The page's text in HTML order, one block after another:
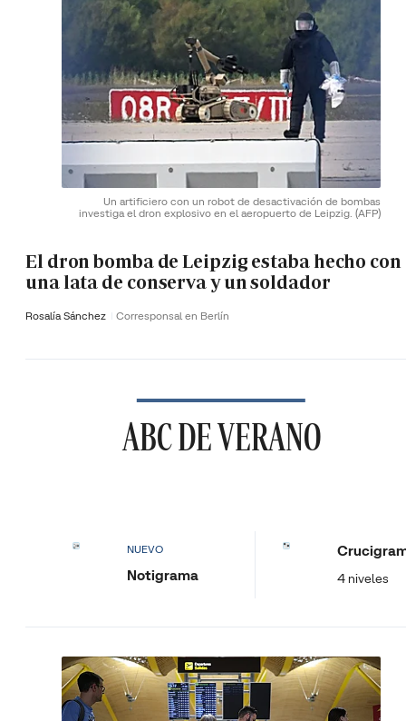
Un artificiero con un robot de desactivación de bombas
investiga el dron explosivo en el aeropuerto de Leipzig. (AFP)
El dron bomba de Leipzig estaba hecho con
una lata de conserva y un soldador
Rosalía Sánchez Corresponsal en Berlín
ABC DE VERANO
NUEVO
Notigrama 4 niveles